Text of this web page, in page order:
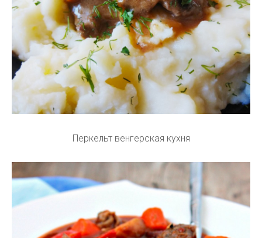
Перкельт венгерская кухня